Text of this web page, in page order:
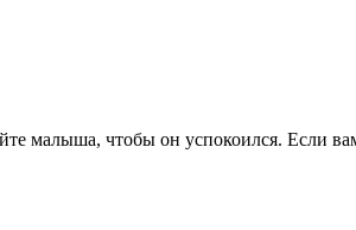
малыша, чтобы он успокоился. Если